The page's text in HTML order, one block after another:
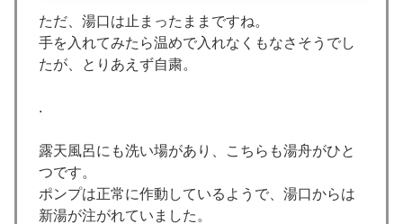
ただ、湯口は止まったままですね。
手を入れてみたら温めで入れなくもなさそうでし
たが、とりあえず自粛。
.
露天風呂にも洗い場があり、こちらも湯舟がひと
つです。
ポンプは正常に作動しているようで、湯口からは
新湯が注がれていました。